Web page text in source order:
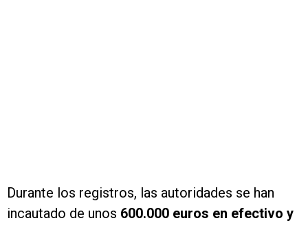
Durante los registros, las autoridades se han
incautado de unos 600.000 euros en efectivo y